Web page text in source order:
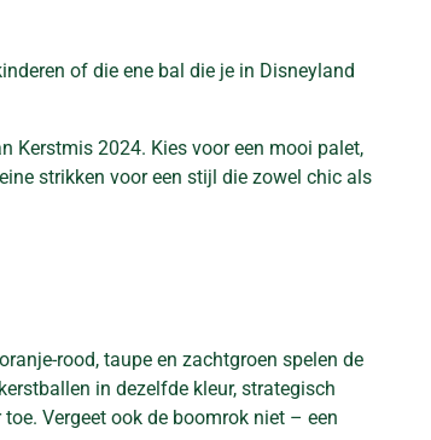
of die ene bal die je in Disneyland
Kerstmis 2024. Kies voor een mooi palet,
strikken voor een stijl die zowel chic als
rood, taupe en zachtgroen spelen de
in dezelfde kleur, strategisch
Vergeet ook de boomrok niet – een